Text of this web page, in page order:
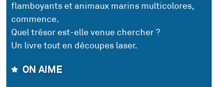
flamboyants et animaux marins multicolores,
commence.
Quel trésor est-elle venue chercher ?
Un livre tout en découpes laser.
ON AIME